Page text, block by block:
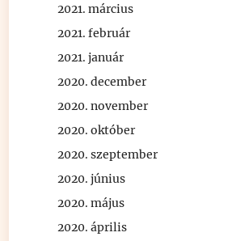
2021. március
2021. február
2021. január
2020. december
2020. november
2020. október
2020. szeptember
2020. június
2020. május
2020. április